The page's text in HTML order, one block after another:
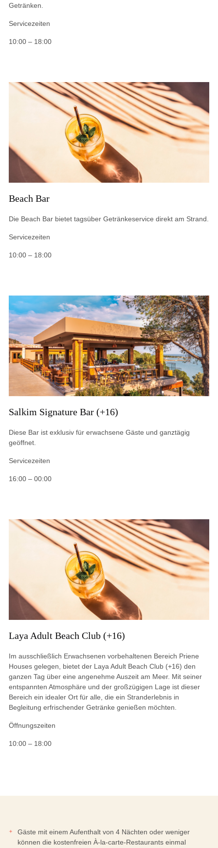
Getränken.
Servicezeiten
10:00 – 18:00
Beach Bar
Die Beach Bar bietet tagsüber Getränkeservice direkt am Strand.
Servicezeiten
10:00 – 18:00
Salkim Signature Bar (+16)
Diese Bar ist exklusiv für erwachsene Gäste und ganztägig
geöffnet.
Servicezeiten
16:00 – 00:00
Laya Adult Beach Club (+16)
Im ausschließlich Erwachsenen vorbehaltenen Bereich Priene
Houses gelegen, bietet der Laya Adult Beach Club (+16) den
ganzen Tag über eine angenehme Auszeit am Meer. Mit seiner
entspannten Atmosphäre und der großzügigen Lage ist dieser
Bereich ein idealer Ort für alle, die ein Stranderlebnis in
Begleitung erfrischender Getränke genießen möchten.
Öffnungszeiten
10:00 – 18:00
Gäste mit einem Aufenthalt von 4 Nächten oder weniger
können die kostenfreien À-la-carte-Restaurants einmal